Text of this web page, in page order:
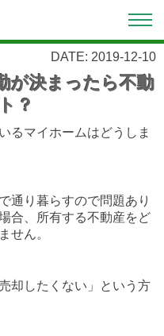
DATE: 2019-12-10
が決まったら不動
？
るマイホームはどうしま
通り暮らすので問題あり
合、所有する不動産をど
せん。
却したくない」という方